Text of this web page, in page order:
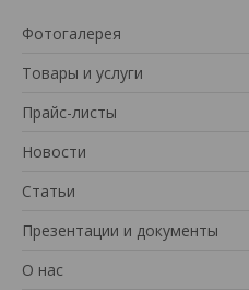
Фотогалерея
Товары и услуги
Прайс-листы
Новости
Статьи
Презентации и документы
О нас